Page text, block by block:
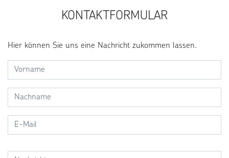
KONTAKTFORMULAR
Hier können Sie uns eine Nachricht zukommen lassen.